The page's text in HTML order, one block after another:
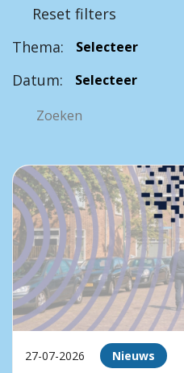
Reset filters
Thema:
Datum:
27-07-2026 Nieuws